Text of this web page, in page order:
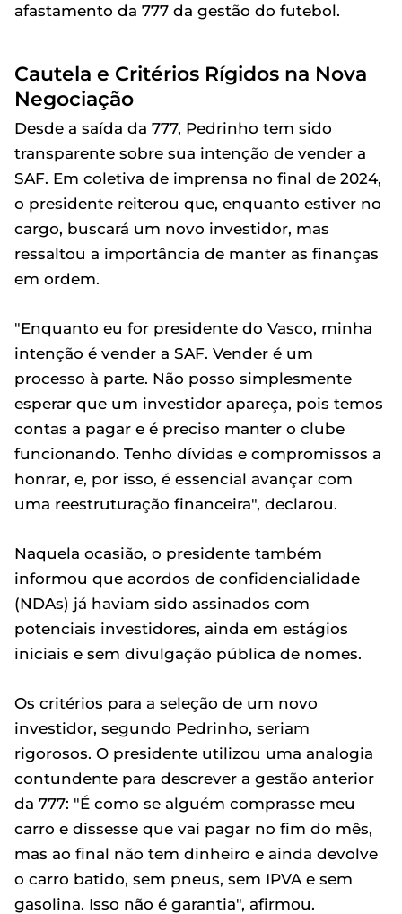
afastamento da 777 da gestão do futebol.
Cautela e Critérios Rígidos na Nova
Negociação
Desde a saída da 777, Pedrinho tem sido
transparente sobre sua intenção de vender a
SAF. Em coletiva de imprensa no final de 2024,
o presidente reiterou que, enquanto estiver no
cargo, buscará um novo investidor, mas
ressaltou a importância de manter as finanças
em ordem.
"Enquanto eu for presidente do Vasco, minha
intenção é vender a SAF. Vender é um
processo à parte. Não posso simplesmente
esperar que um investidor apareça, pois temos
contas a pagar e é preciso manter o clube
funcionando. Tenho dívidas e compromissos a
honrar, e, por isso, é essencial avançar com
uma reestruturação financeira", declarou.
Naquela ocasião, o presidente também
informou que acordos de confidencialidade
(NDAs) já haviam sido assinados com
potenciais investidores, ainda em estágios
iniciais e sem divulgação pública de nomes.
Os critérios para a seleção de um novo
investidor, segundo Pedrinho, seriam
rigorosos. O presidente utilizou uma analogia
contundente para descrever a gestão anterior
da 777: "É como se alguém comprasse meu
carro e dissesse que vai pagar no fim do mês,
mas ao final não tem dinheiro e ainda devolve
o carro batido, sem pneus, sem IPVA e sem
gasolina. Isso não é garantia", afirmou.